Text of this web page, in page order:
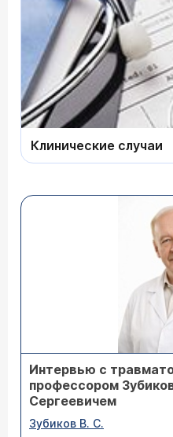
Клинические случаи
Интервью с
профессором
Сергеевичем
Зубиков В. С.